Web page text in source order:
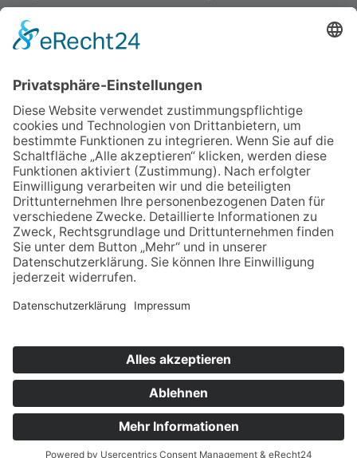
dem Ziel "Hilfe zur Selbsthilfe".
Regenbogen Duisburg gGmbH
47051 Duisburg
Telefon 0203/300 36-0
Fax 0203/300 36-20
info@regenbogen-duisburg.de
Facebook
Instagram
Youtube
Hinweisgebersystem